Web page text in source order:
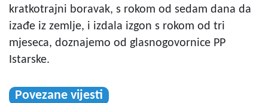
kratkotrajni boravak, s rokom od sedam dana da
izađe iz zemlje, i izdala izgon s rokom od tri
mjeseca, doznajemo od glasnogovornice PP
Istarske.
Povezane vijesti